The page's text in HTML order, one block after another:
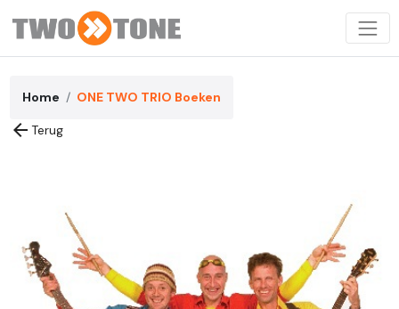
Home ONE TWO TRIO Boeken
arrow_back Terug